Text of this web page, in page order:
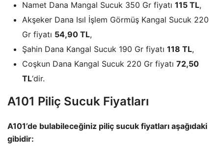
Namet Dana Mangal Sucuk 350 Gr fiyatı 115 TL,
Akşeker Dana Isıl İşlem Görmüş Kangal Sucuk 220
Gr fiyatı 54,90 TL,
Şahin Dana Kangal Sucuk 190 Gr fiyatı 118 TL,
Coşkun Dana Kangal Sucuk 220 Gr fiyatı 72,50
TL‘dir.
A101 Piliç Sucuk Fiyatları
A101’de bulabileceğiniz piliç sucuk fiyatları aşağıdaki
gibidir: